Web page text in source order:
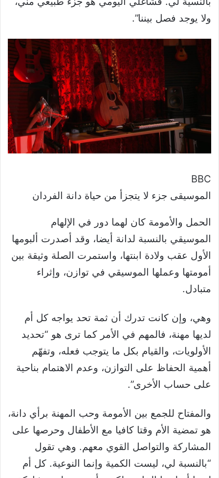
ولا يوجد فصل بيننا”.
BBC
الموسيقى جزء لا يتجزأ من حياة دانة الفردان
الحمل والأمومة كان لهما دور في الإلهام
الموسيقي بالنسبة لدانة أيضا، وقد أصدرت ألبومها
الأول عقب ولادة ابنتها، واستمرت الصلة وثيقة بين
أمومتها وعملها الموسيقي في توازن، وإثراء
متبادل.
وهي، وإن كانت تدرك أن ثمة تحد يواجه كل أم
لديها مهنة، فالمهم في الأمر كما ترى هو “تحديد
الأولويات، والقيام بكل ما يتوجب فعله، وتفهّم
أهمية الحفاظ على التوازن، وعدم الاهتمام بناحية
على حساب الأخرى”.
والمفتاح للجمع بين الأمومة وحب المهنة برأي دانة،
هو تمضية الأم وقتا كافيا مع الأطفال وحرصها على
المشاركة والتواصل القوي معهم. وهي تقول
“بالنسبة لي، ليست الكمية وإنما النوعية. كل أم